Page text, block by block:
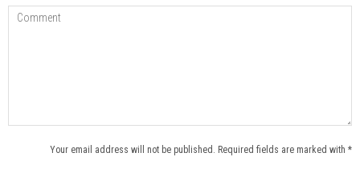
Your email address will not be published. Required fields are marked with *